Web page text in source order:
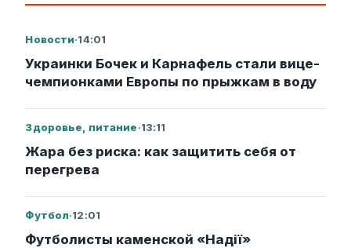
Новости·14:01
Украинки Бочек и Карнафель стали вице-
чемпионками Европы по прыжкам в воду
Здоровье, питание·13:11
Жара без риска: как защитить себя от
перегрева
Футбол·12:01
Футболисты каменской «Надії»